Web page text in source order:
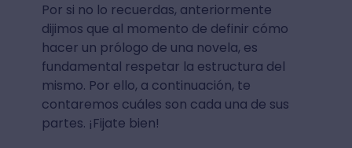
Por si no lo recuerdas, anteriormente
dijimos que al momento de definir cómo
hacer un prólogo de una novela, es
fundamental respetar la estructura del
mismo. Por ello, a continuación, te
contaremos cuáles son cada una de sus
partes. ¡Fijate bien!